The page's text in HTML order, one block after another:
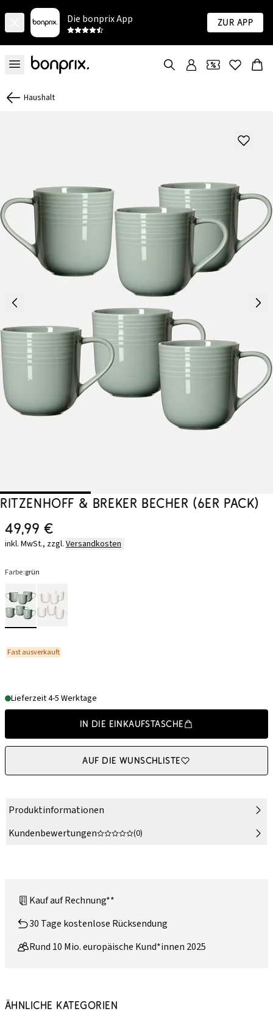
Die bonprix App Zur App
Haushalt
Ritzenhoff & Breker Becher (6er Pack)
49,99 €
inkl. MwSt., zzgl. Versandkosten
Farbe:grün
Fast ausverkauft
Lieferzeit 4-5 Werktage
In die Einkaufstasche
Auf die Wunschliste
Produktinformationen
Kundenbewertungen
(0)
Kauf auf Rechnung**
30 Tage kostenlose Rücksendung
Rund 10 Mio. europäische Kund*innen 2025
Ähnliche Kategorien